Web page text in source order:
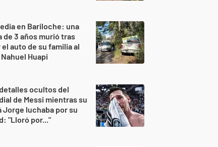
en Bariloche: una
de 3 años murió tras
auto de su familia al
Huapi
ocultos del
de Messi mientras su
Jorge luchaba por su
"Lloró por..."